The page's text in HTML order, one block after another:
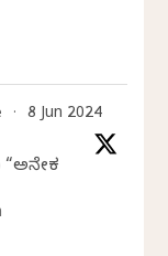
· 8 Jun 2024